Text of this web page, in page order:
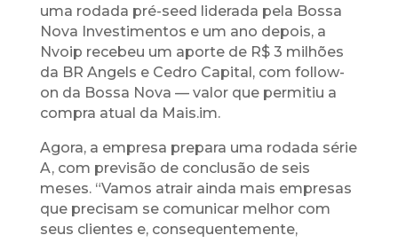
uma rodada pré-seed liderada pela Bossa
Nova Investimentos e um ano depois, a
Nvoip recebeu um aporte de R$ 3 milhões
da BR Angels e Cedro Capital, com follow-
on da Bossa Nova — valor que permitiu a
compra atual da Mais.im.
Agora, a empresa prepara uma rodada série
A, com previsão de conclusão de seis
meses. “Vamos atrair ainda mais empresas
que precisam se comunicar melhor com
seus clientes e, consequentemente,